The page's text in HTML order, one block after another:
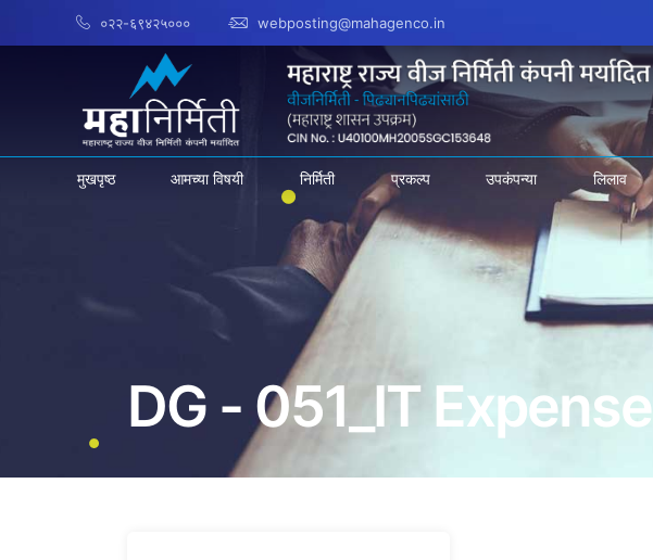
०२२-६९४२५००० webposting@mahagenco.in
मुखपृष्ठ आमच्या विषयी निर्मिती प्रकल्प उपकंपन्या लिलाव
DG - 051_IT Expense